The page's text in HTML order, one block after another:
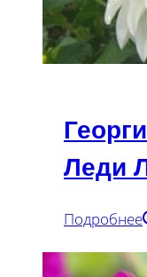
Леди
Подробнее